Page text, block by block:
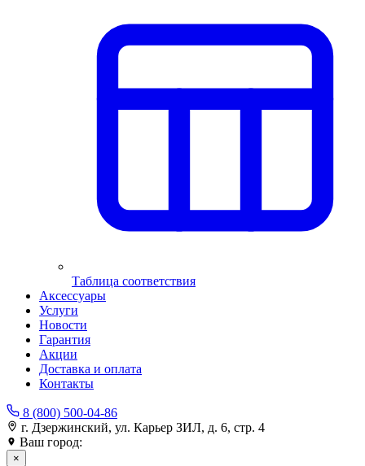
Таблица соответствия
Аксессуары
Услуги
Новости
Гарантия
Акции
Доставка и оплата
Контакты
8 (800) 500-04-86
г. Дзержинский, ул. Карьер ЗИЛ, д. 6, стр. 4
Ваш город:
×